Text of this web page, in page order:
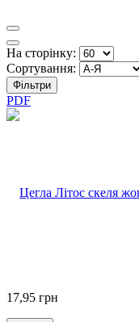
На сторінку:
Сортування:
Фільтри
PDF
17,95 грн